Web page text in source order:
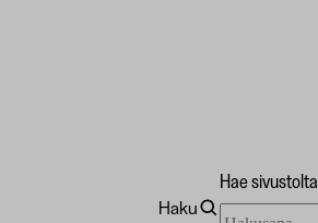
Haku
Hae sivustolta